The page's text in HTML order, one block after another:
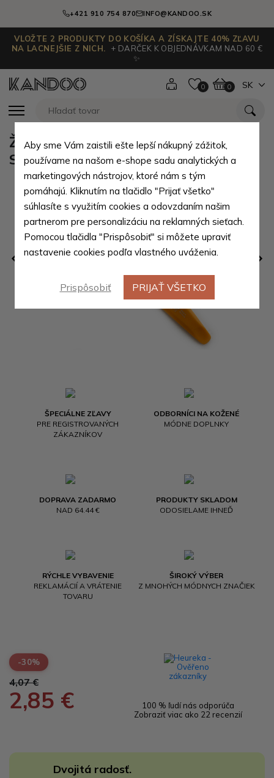
+421 910 754 870 INFO@KANDOO.SK
VLOŽTE 2 PRODUKTY DO KOŠÍKA A ZÍSKAJTE 40% ZĽAVU
NA LACNEJŠIE Z NICH.
+ DARČEK K OBJEDNÁVKAM NAD 60 €
✨
0 0 SK
ŠPECIÁLNE ZĽAVY
PRE REGISTROVANÝCH
ZÁKAZNÍKOV
ODBORNÍCI NA KOŽENÉ
MÓDNE DOPLNKY
DOPRAVA ZADARMO
NAD 64.44 €
PRODUKTY SKLADOM
ODOSIELAME IHNEĎ
RÝCHLE VYBAVENIE
REKLAMÁCIÍ A VRÁTENIE
TOVARU
ŠIROKÝ VÝBER
Z MNOHÝCH MÓDNYCH ZNAČIEK
Žltý obojstranný zafírový pilník
Solingen Abelin
-30%
4,07 €
2,85 €
100 % ľudí nás odporúča
Zobraziť viac ako 22 recenzií
Dvojitá radosť.
Aby sme Vám zaistili ešte lepší nákupný zážitok,
používame na našom e-shope sadu analytických a
marketingových nástrojov, ktoré nám s tým
pomáhajú. Kliknutím na tlačidlo "Prijať všetko"
súhlasíte s využitím cookies a odovzdaním našim
partnerom pre personalizáciu na reklamných sieťach.
Pomocou tlačidla "Prispôsobiť" si môžete upraviť
nastavenie cookies podľa vlastného uváženia.
Prispôsobiť PRIJAŤ VŠETKO